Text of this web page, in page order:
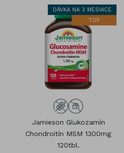
DÁVKA NA 3 MESIACE
TOP
Jamieson Glukozamín
Chondroitín MSM 1300mg
120tbl.